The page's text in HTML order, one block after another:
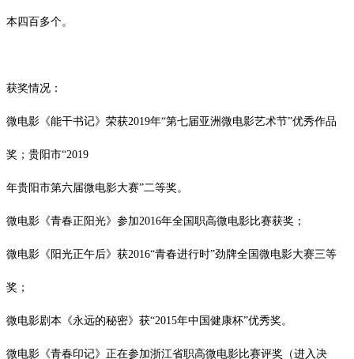
本四百多个。
获奖情况：
微电影《能干书记》荣获2019年“第七届亚洲微电影艺术节”优秀作品
奖；贵阳市“2019
年贵阳市第六届微电影大赛”二等奖。
微电影《青春正阳光》参加2016年全国职高微电影比赛获奖；
微电影《阳光正午后》获2016“青春进行时”劲牌全国微电影大赛三等
奖；
微电影剧本《永远的秘密》获“2015年中国健康杯”优秀奖。
微电影《青春印记》正在参加浙江省职高微电影比赛评奖（进入决